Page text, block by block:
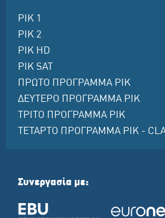
ΡΙΚ 1
ΡΙΚ 2
ΡΙΚ HD
ΡΙΚ SAT
ΠΡΩΤΟ ΠΡΟΓΡΑΜΜΑ ΡΙΚ
ΔΕΥΤΕΡΟ ΠΡΟΓΡΑΜΜΑ ΡΙΚ
ΤΡΙΤΟ ΠΡΟΓΡΑΜΜΑ ΡΙΚ
ΤΕΤΑΡΤΟ ΠΡΟΓΡΑΜΜΑ ΡΙΚ -
Συνεργασία με: